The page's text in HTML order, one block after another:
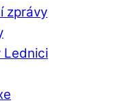
zprávy
Lednici